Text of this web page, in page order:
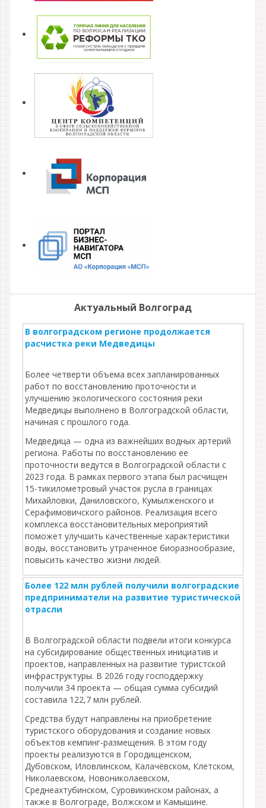
Актуальный Волгоград
В волгоградском регионе продолжается
расчистка реки Медведицы
Более четверти объема всех запланированных
работ по восстановлению проточности и
улучшению экологического состояния реки
Медведицы выполнено в Волгоградской области,
начиная с прошлого года.
Медведица — одна из важнейших водных артерий
региона. Работы по восстановлению ее
проточности ведутся в Волгоградской области с
2023 года. В рамках первого этапа был расчищен
15-тикилометровый участок русла в границах
Михайловки, Даниловского, Кумылженского и
Серафимовичского районов. Реализация всего
комплекса восстановительных мероприятий
поможет улучшить качественные характеристики
воды, восстановить утраченное биоразнообразие,
повысить качество жизни людей.
Более 122 млн рублей получили волгоградские
предприниматели на развитие туристической
отрасли
В Волгоградской области подвели итоги конкурса
на субсидирование общественных инициатив и
проектов, направленных на развитие туристской
инфраструктуры. В 2026 году господдержку
получили 34 проекта — общая сумма субсидий
составила 122,7 млн рублей.
Средства будут направлены на приобретение
туристского оборудования и создание новых
объектов кемпинг‑размещения. В этом году
проекты реализуются в Городищенском,
Дубовском, Иловлинском, Калачёвском, Клетском,
Николаевском, Новониколаевском,
Среднеахтубинском, Суровикинском районах, а
также в Волгограде, Волжском и Камышине.